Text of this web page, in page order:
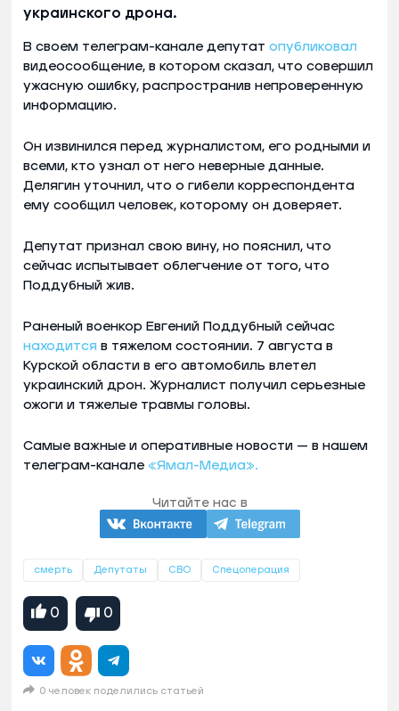
украинского дрона.
В своем телеграм-канале депутат опубликовал
видеосообщение, в котором сказал, что совершил
ужасную ошибку, распространив непроверенную
информацию.
Он извинился перед журналистом, его родными и
всеми, кто узнал от него неверные данные.
Делягин уточнил, что о гибели корреспондента
ему сообщил человек, которому он доверяет.
Депутат признал свою вину, но пояснил, что
сейчас испытывает облегчение от того, что
Поддубный жив.
Раненый военкор Евгений Поддубный сейчас
находится в тяжелом состоянии. 7 августа в
Курской области в его автомобиль влетел
украинский дрон. Журналист получил серьезные
ожоги и тяжелые травмы головы.
Самые важные и оперативные новости — в нашем
телеграм-канале «Ямал-Медиа».
Читайте нас в
смерть Депутаты СВО Спецоперация
0 0
0 человек поделились статьей